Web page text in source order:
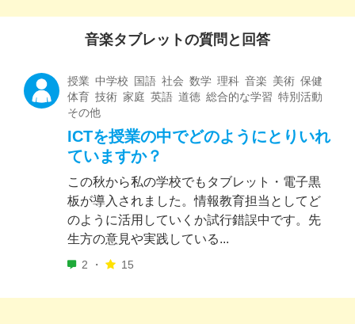
音楽タブレットの質問と回答
授業 中学校 国語 社会 数学 理科 音楽 美術 保健
体育 技術 家庭 英語 道徳 総合的な学習 特別活動
その他
ICTを授業の中でどのようにとりいれ
ていますか？
この秋から私の学校でもタブレット・電子黒
板が導入されました。情報教育担当としてど
のように活用していくか試行錯誤中です。先
生方の意見や実践している...
2 ・ 15